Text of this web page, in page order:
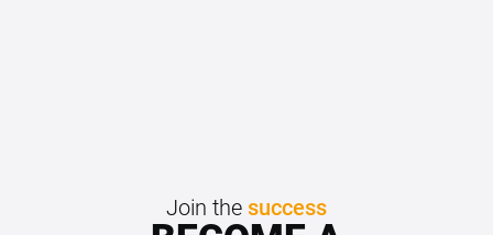
Join thesuccess